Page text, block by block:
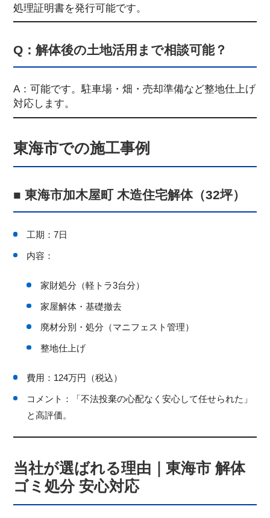
処理証明書を発行可能です。
Q：解体後の土地活用まで相談可能？
A：可能です。駐車場・畑・売却準備など整地仕上げ
対応します。
東海市での施工事例
■ 東海市加木屋町 木造住宅解体（32坪）
工期：7日
内容：
家財処分（軽トラ3台分）
家屋解体・基礎撤去
廃材分別・処分（マニフェスト管理）
整地仕上げ
費用：124万円（税込）
コメント：「不法投棄の心配なく安心して任せられた」
と高評価。
当社が選ばれる理由｜東海市 解体
ゴミ処分 安心対応